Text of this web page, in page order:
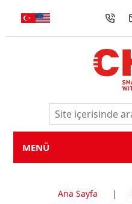
MENÜ
Ana Sayfa |